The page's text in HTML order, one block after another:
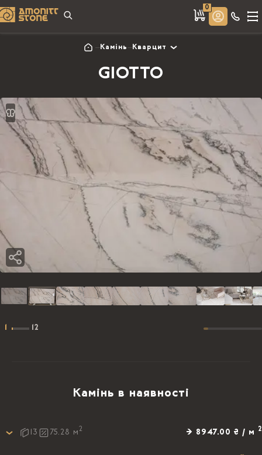
0
Камінь Кварцит
GIOTTO
1 12
Камінь в наявності
13 75.28 м 2 → 8947.00 ₴ / м 2